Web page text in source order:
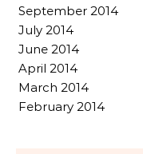
September 2014
July 2014
June 2014
April 2014
March 2014
February 2014